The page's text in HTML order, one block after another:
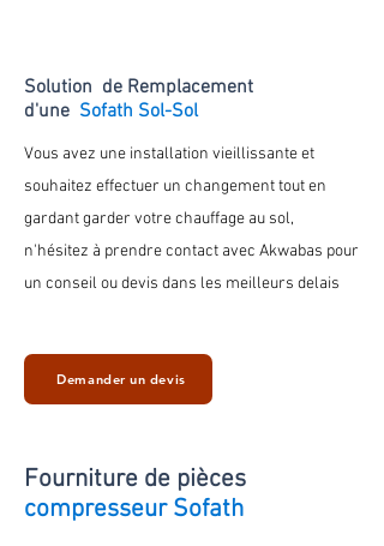
Solution de Remplacement
d'une Sofath Sol-Sol
Vous avez une installation vieillissante et
souhaitez effectuer un changement tout en
gardantgarder votre chauffage au sol,
n'hésitez à prendre contact avec Akwabas pour
un conseil ou devis dans les meilleurs delais
Demander un devis
Fourniture de pièces
compresseur Sofath